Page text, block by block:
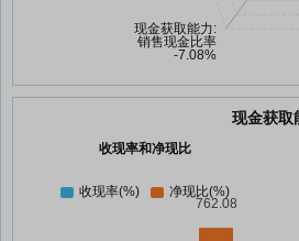
现金获取
收现率和净现比